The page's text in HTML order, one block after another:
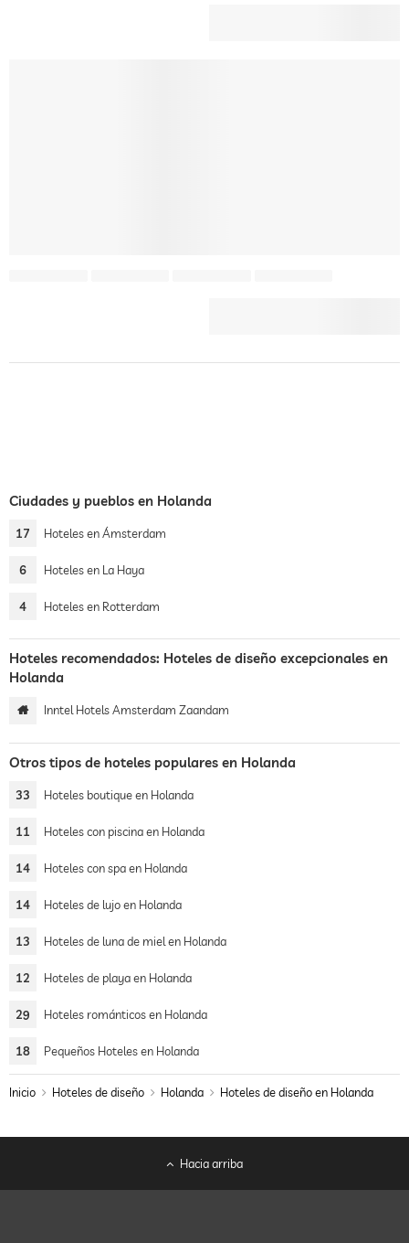
Ciudades y pueblos en Holanda
17 Hoteles en Ámsterdam
6 Hoteles en La Haya
4 Hoteles en Rotterdam
Hoteles recomendados: Hoteles de diseño excepcionales en
Holanda
Inntel Hotels Amsterdam Zaandam
Otros tipos de hoteles populares en Holanda
33 Hoteles boutique en Holanda
11 Hoteles con piscina en Holanda
14 Hoteles con spa en Holanda
14 Hoteles de lujo en Holanda
13 Hoteles de luna de miel en Holanda
12 Hoteles de playa en Holanda
29 Hoteles románticos en Holanda
18 Pequeños Hoteles en Holanda
Inicio Hoteles de diseño Holanda Hoteles de diseño en Holanda
Hacia arriba